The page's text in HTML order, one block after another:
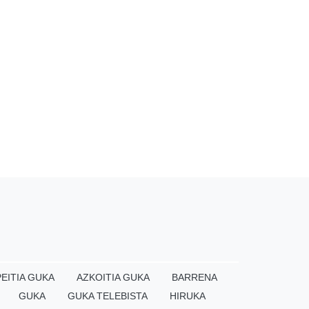
GUKA AZKOITIA GUKA
BARRENA
GUKA GUKA TELEBISTA HIRUKA